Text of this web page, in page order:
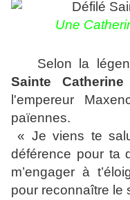
Une
Selon la
Sainte
l'empereur
païennes.
« Je viens te
déférence pour ta
m’engager à
pour reconnaître le